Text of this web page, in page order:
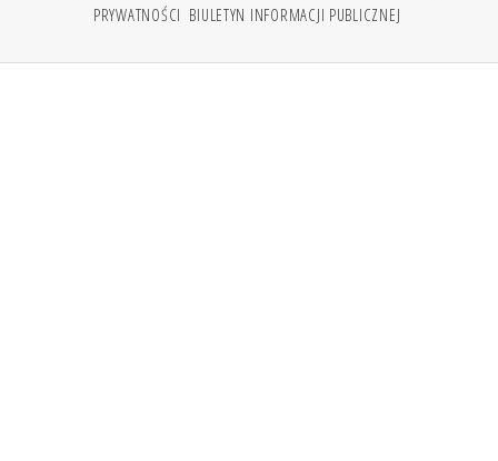
PRYWATNOŚCI BIULETYN INFORMACJI PUBLICZNEJ